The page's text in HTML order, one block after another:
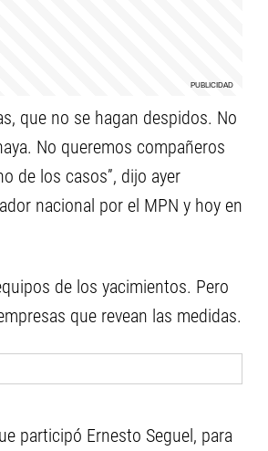
que no se hagan despidos. No
No queremos compañeros
de los casos”, dijo ayer
nacional por el MPN y hoy en
de los yacimientos. Pero
que revean las medidas.
participó Ernesto Seguel, para